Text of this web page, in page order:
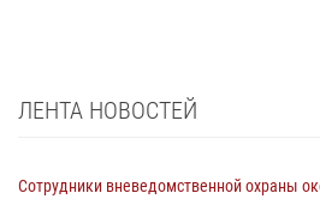
ЛЕНТА НОВОСТЕЙ
Сотрудники вневедомственной охраны